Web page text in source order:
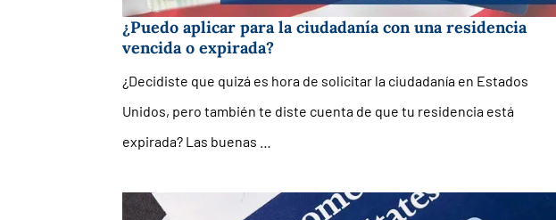
¿Puedo aplicar para la ciudadanía con una residencia
vencida o expirada?
¿Decidiste que quizá es hora de solicitar la ciudadanía en Estados
Unidos, pero también te diste cuenta de que tu residencia está
expirada? Las buenas …